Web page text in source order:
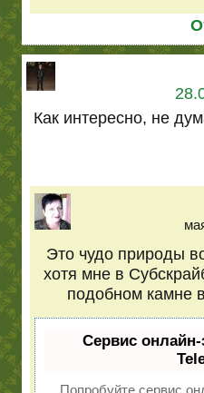
Как интересно, не
Это чудо природы
хотя мне в
подобном камне
Сервис
Попробуйте сервис